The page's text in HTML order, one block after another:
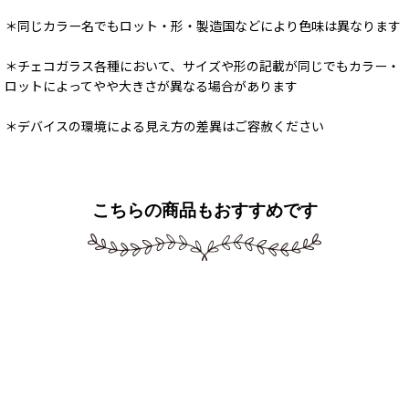
＊同じカラー名でもロット・形・製造国などにより色味は異なります
＊チェコガラス各種において、サイズや形の記載が同じでもカラー・
ロットによってやや大きさが異なる場合があります
＊デバイスの環境による見え方の差異はご容赦ください
こちらの商品もおすすめです